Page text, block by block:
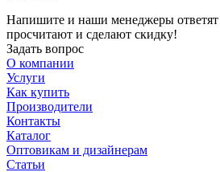
Напишите и наши менеджеры
просчитают и сделают скидку!
Задать вопрос
О компании
Услуги
Как купить
Производители
Контакты
Каталог
Оптовикам и дизайнерам
Статьи